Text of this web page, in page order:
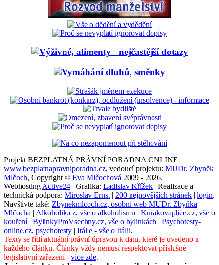
Projekt BEZPLATNÁ PRÁVNÍ PORADNA ONLINE
www.bezplatnapravniporadna.cz, vedoucí projektu: MUDr. Zbyněk
Mlčoch, Copyright © Eva Mlčochová 2009 - 2026.
Webhosting Active24 | Grafika: Ladislav Křížek | Realizace a
technická podpora: Miroslav Ernst | 200 nejnovějších stránek | login.
Navštivte také: Zbynekmlcoch.cz, osobní web MUDr. Zbyňka
Mlčocha | Alkoholik.cz, vše o alkoholismu | Kurakovaplice.cz, vše o
kouření| BylinkyProVsechny.cz, vše o bylinkách | Psychotesty-
online.cz, psychotesty | Itálie - vše o Itálii.
Texty se řídí aktuální právní úpravou k datu, které je uvedeno u
každého článku. Články vždy nemusí respektovat příslušné
legislativní zařazení - více zde.